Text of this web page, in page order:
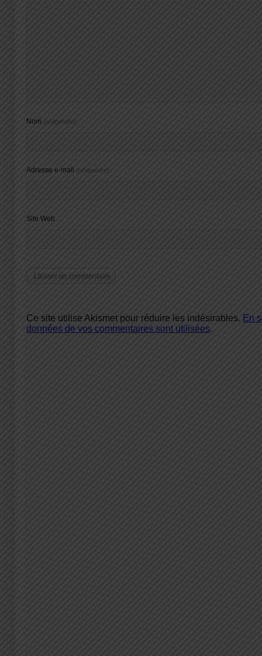
Nom (obligatoire)
Adresse e-mail (obligatoire)
Site Web
Ce site utilise Akismet pour réduire les indésirables. En
données de vos commentaires sont utilisées.